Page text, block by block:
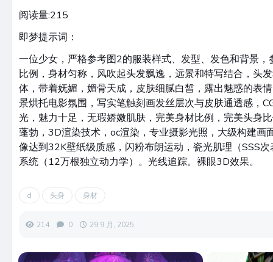
阅读量:215
即梦提示词：
一位少女，严格参考图2的服装样式、发型、发色和背景
比例，身材匀称，风吹起头发飘逸，远景和特写结合，头
体，带着妩媚，媚骨天成，皮肤细腻白皙，露出魅惑的表
景烘托电影氛围，写实笔触刻画发丝层次与皮肤通透感，
光，魅力十足，无瑕娇嫩肌肤，完美身材比例，完美头身
蓬勃，3D渲染技术，oc渲染，专业摄影光照，大级构建画
像达到32K壁纸级质感，闪粉布朗运动，瓷光肌理（SSS
系统（12万根独立动力学）。光线追踪。裸眼3D效果。
d 头身 身材
214 0 29 9 月, 2025